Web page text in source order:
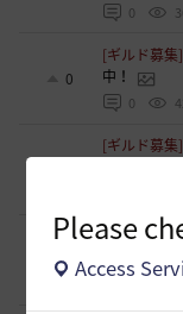
Please
Access
0
0
[ギルド募
中！
0
[ギルド募集]
6
[意見掲示
について